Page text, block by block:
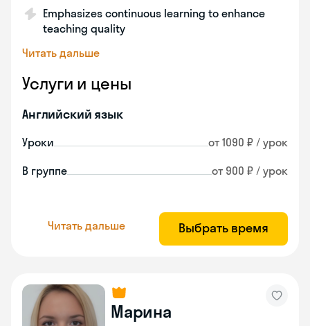
Emphasizes continuous learning to enhance
teaching quality
Читать дальше
Услуги и цены
Английский язык
Уроки от 1090 ₽ / урок
В группе от 900 ₽ / урок
Читать дальше Выбрать время
Марина